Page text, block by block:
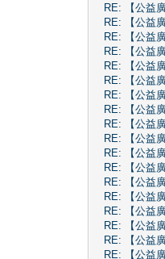
RE: 【公益
RE: 【公益
RE: 【公益
RE: 【公益
RE: 【公益
RE: 【公益
RE: 【公益
RE: 【公益
RE: 【公益
RE: 【公益
RE: 【公益
RE: 【公益
RE: 【公益
RE: 【公益
RE: 【公益
RE: 【公益
RE: 【公益
RE: 【公益